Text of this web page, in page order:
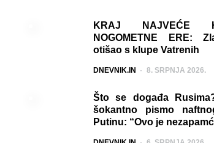
KRAJ NAJVEĆE
NOGOMETNE ERE:
otišao s klupe Vatrenih
POSTED
DNEVNIK.IN 8. SRPNJA 2026.
Što se događa
šokantno pismo
Putinu: “Ovo je
POSTED